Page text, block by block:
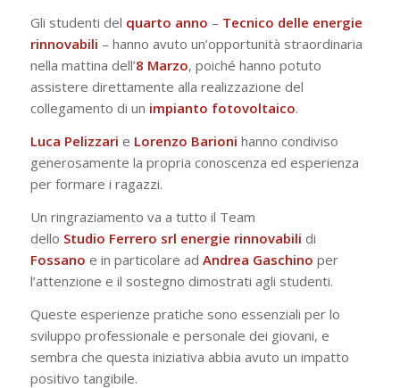
Gli studenti del quarto anno – Tecnico delle energie
rinnovabili – hanno avuto un’opportunità straordinaria
nella mattina dell’8 Marzo, poiché hanno potuto
assistere direttamente alla realizzazione del
collegamento di un impianto fotovoltaico.
Luca Pelizzari e Lorenzo Barioni hanno condiviso
generosamente la propria conoscenza ed esperienza
per formare i ragazzi.
Un ringraziamento va a tutto il Team
dello Studio Ferrero srl energie rinnovabili di
Fossano e in particolare ad Andrea Gaschino per
l’attenzione e il sostegno dimostrati agli studenti.
Queste esperienze pratiche sono essenziali per lo
sviluppo professionale e personale dei giovani, e
sembra che questa iniziativa abbia avuto un impatto
positivo tangibile.